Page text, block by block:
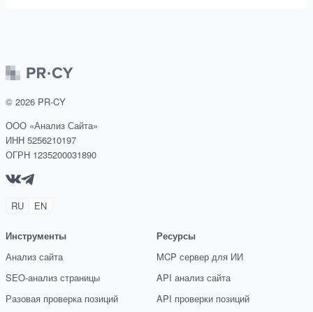
© 2026 PR-CY
ООО «Анализ Сайта»
ИНН 5256210197
ОГРН 1235200031890
RU EN
Инструменты
Анализ сайта
SEO-анализ страницы
Разовая проверка позиций
Ресурсы
MCP сервер для ИИ
API анализ сайта
API проверки позиций